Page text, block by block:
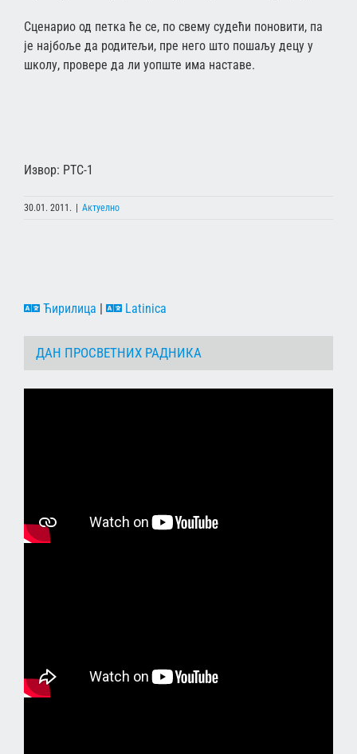
Сценарио од петка ће се, по свему судећи поновити, па
је најбоље да родитељи, пре него што пошаљу децу у
школу, провере да ли уопште има наставе.
Извор: РТС-1
30.01. 2011. | Актуелно
Ћирилица | Latinica
ДАН ПРОСВЕТНИХ РАДНИКА